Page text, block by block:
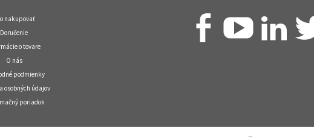
nakupovať
Doručenie
o tovare
O nás
podmienky
osobných údajov
poriadok